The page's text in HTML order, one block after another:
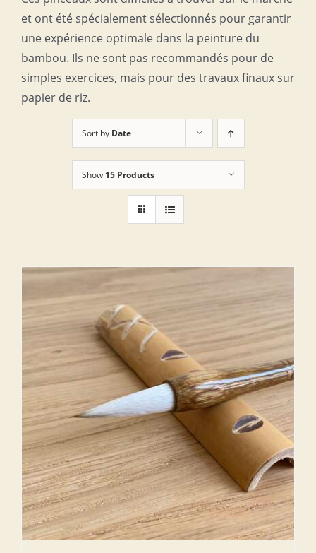
et ont été spécialement sélectionnés pour garantir
une expérience optimale dans la peinture du
bambou. Ils ne sont pas recommandés pour de
simples exercices, mais pour des travaux finaux sur
papier de riz.
Sort by Date
Show 15 Products